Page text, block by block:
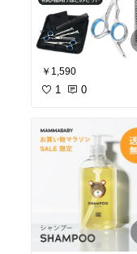
￥1,590
1 0